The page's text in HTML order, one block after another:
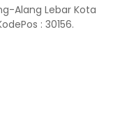
Alang Lebar Kota
: 30156.